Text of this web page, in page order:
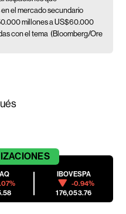
el mercado secundario
millones a US$60.000
con el tema (Bloomberg/Ore
IBOVESPA
-0.94%
176,053.76